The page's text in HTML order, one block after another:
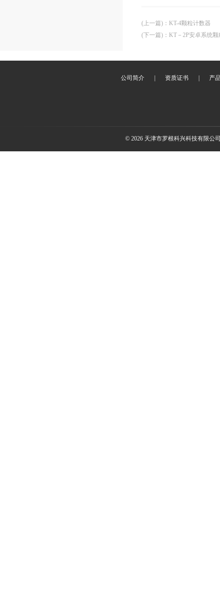
(上一篇) ： KT-4颗粒计数器
(下一篇) ： KT－2P安卓系统
公司简介 资质证书 产
© 2026 天津市罗根科兴科技有限公